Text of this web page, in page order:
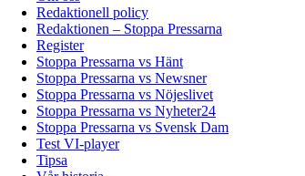
Redaktionell policy
Redaktionen – Stoppa Pressarna
Register
Stoppa Pressarna vs Hänt
Stoppa Pressarna vs Newsner
Stoppa Pressarna vs Nöjeslivet
Stoppa Pressarna vs Nyheter24
Stoppa Pressarna vs Svensk Dam
Test VI-player
Tipsa